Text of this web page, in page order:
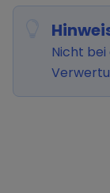
Nicht